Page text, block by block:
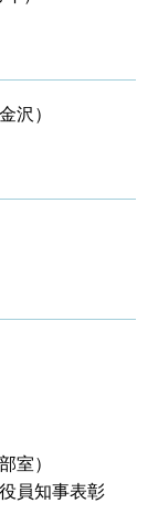
沢）
室）
員知事表彰